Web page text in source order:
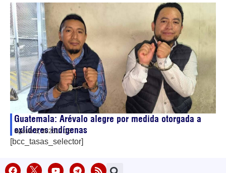
Guatemala: Arévalo alegre por medida otorgada a
exlíderes indígenas
agosto 5, 202617:15
[bcc_tasas_selector]